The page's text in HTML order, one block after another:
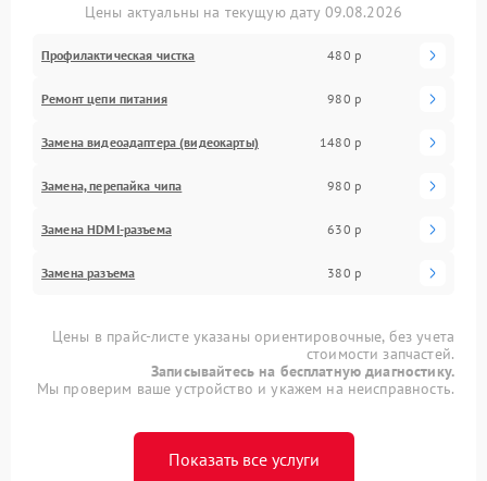
Цены актуальны на текущую дату 09.08.2026
Профилактическая чистка 480 р
Ремонт цепи питания 980 р
Замена видеоадаптера (видеокарты) 1480 р
Замена, перепайка чипа 980 р
Замена HDMI-разъема 630 р
Замена разъема 380 р
Цены в прайс-листе указаны ориентировочные, без учета
стоимости запчастей.
Записывайтесь на бесплатную диагностику.
Мы проверим ваше устройство и укажем на неисправность.
Показать все услуги